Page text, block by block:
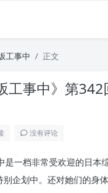
工事中 正文
工事中》第
没有评论
是一档非常受欢迎的日本
企划中。还对她们的身